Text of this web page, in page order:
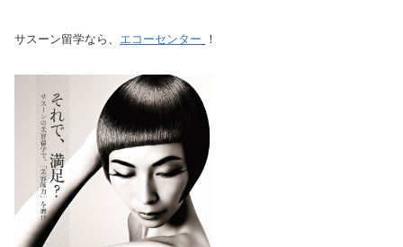
サスーン留学なら、 エコーセンター ！